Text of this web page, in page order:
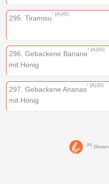
295. Tiramisu
A G
296. Gebackene Banane
A G
mit Honig
297. Gebackene Ananas
A G
mit Honig
A Gluten